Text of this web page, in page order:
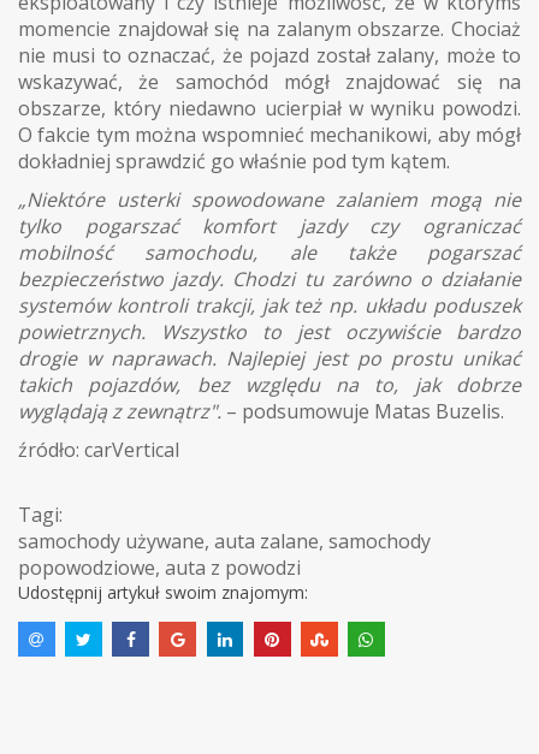
momencie znajdował się na zalanym obszarze. Chociaż
nie musi to oznaczać, że pojazd został zalany, może to
wskazywać, że samochód mógł znajdować się na
obszarze, który niedawno ucierpiał w wyniku powodzi.
O fakcie tym można wspomnieć mechanikowi, aby mógł
dokładniej sprawdzić go właśnie pod tym kątem.
„Niektóre usterki spowodowane zalaniem mogą nie
tylko pogarszać komfort jazdy czy ograniczać
mobilność samochodu, ale także pogarszać
bezpieczeństwo jazdy. Chodzi tu zarówno o działanie
systemów kontroli trakcji, jak też np. układu poduszek
powietrznych. Wszystko to jest oczywiście bardzo
drogie w naprawach. Najlepiej jest po prostu unikać
takich pojazdów, bez względu na to, jak dobrze
wyglądają z zewnątrz". – podsumowuje Matas Buzelis.
źródło: carVertical
Tagi:
samochody używane, auta zalane, samochody
popowodziowe, auta z powodzi
Udostępnij artykuł swoim znajomym: